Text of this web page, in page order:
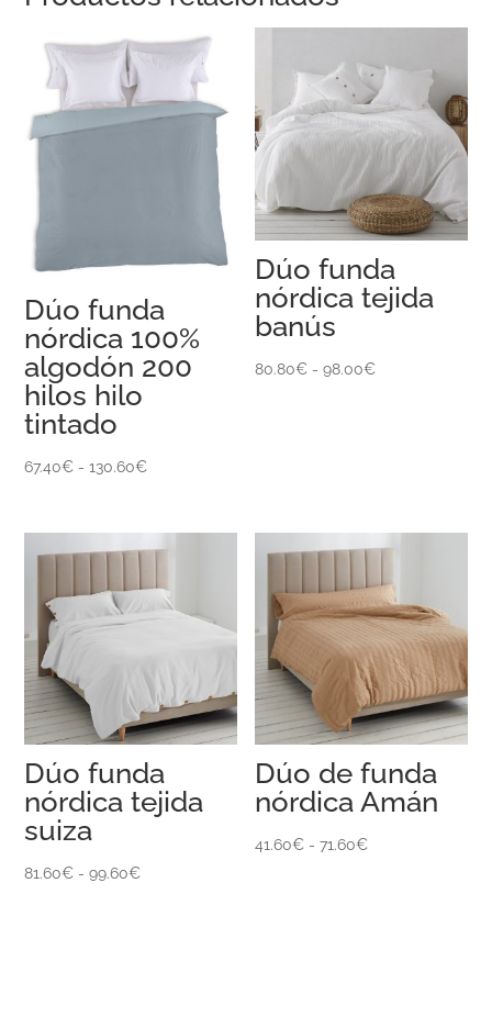
Dúo funda
nórdica 100%
algodón 200
hilos hilo
tintado
67.40€ - 130.60€Rango
desde
hasta
Dúo funda
nórdica tejida
banús
80.80€ - 98.00€Rango
Dúo funda
nórdica tejida
suiza
81.60€ - 99.60€Rango
Dúo de funda
nórdica Amán
41.60€ - 71.60€Rango